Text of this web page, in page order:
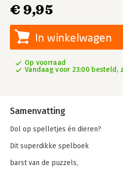
€ 9,95
In winkelwagen
Op voorraad
Vandaag voor 23:00 besteld,
Samenvatting
Dol op spelletjes én dieren?
Dit superdikke spelboek
barst van de puzzels,